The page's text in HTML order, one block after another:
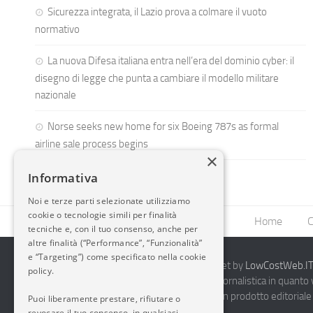
Sicurezza integrata, il Lazio prova a colmare il vuoto
normativo
La nuova Difesa italiana entra nell’era del dominio cyber: il
disegno di legge che punta a cambiare il modello militare
nazionale
Norse seeks new home for six Boeing 787s as formal
airline sale process begins
Home
2014-2026 AvioBlog - Creazione Siti Internet by
Questo blog non rappresenta una testata giornalistica in
periodicità. Non può pertanto considerarsi un prodotto
×
Informativa
Noi e terze parti selezionate utilizziamo
cookie o tecnologie simili per finalità
tecniche e, con il tuo consenso, anche per
altre finalità (“Performance”, “Funzionalità”
e “Targeting”) come specificato nella cookie
policy.
Puoi liberamente prestare, rifiutare o